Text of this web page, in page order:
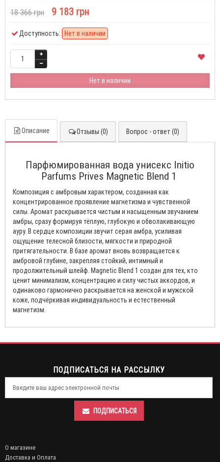
18 366 грн 9 183 грн
Доступность: Нет в наличии
Нет в наличии
Описание Отзывы (0) Вопрос - ответ (0)
Парфюмированная вода унисекс Initio
Parfums Prives Magnetic Blend 1
Композиция с амбровым характером, созданная как
концентрированное проявление магнетизма и чувственной
силы. Аромат раскрывается чистым и насыщенным звучанием
амбры, сразу формируя тёплую, глубокую и обволакивающую
ауру. В сердце композиции звучит серая амбра, усиливая
ощущение телесной близости, мягкости и природной
притягательности. В базе аромат вновь возвращается к
амбровой глубине, закрепляя стойкий, интимный и
продолжительный шлейф. Magnetic Blend 1 создан для тех, кто
ценит минимализм, концентрацию и силу чистых аккордов, и
одинаково гармонично раскрывается на женской и мужской
коже, подчёркивая индивидуальность и естественный
магнетизм.
ПОДПИСАТЬСЯ НА РАССЫЛКУ
ПОДПИСАТЬСЯ
О магазине
Доставка и Оплата